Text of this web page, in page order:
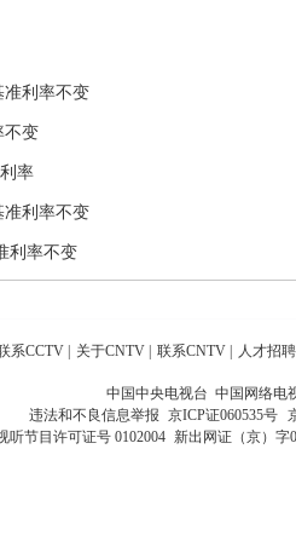
利率不变
不变
率
准利率不变
利率不变
系CCTV | 关于CNTV | 联系CNTV | 人才招聘
中国中央电视台 中国网络电
违法和不良信息举报 京ICP证060535号
听节目许可证号 0102004 新出网证（京）